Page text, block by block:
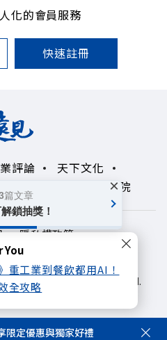
You
重工業到餐飲都用AI！
全攻略
化的會員服務
快速註冊
評論
天下文化
50+ 領導影響力學院
隱私權政策
1999~2026
限公司. All rights reserved.
限定優惠與獨家好禮
篇文章
鎖抽獎！
×